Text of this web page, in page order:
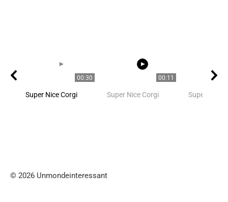
00:30
Super Nice Corgi
00:11
Super Nice Corgi Super Nice
© 2026 Unmondeinteressant